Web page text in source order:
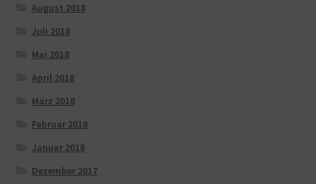
August 2018
Juli 2018
Mai 2018
April 2018
März 2018
Februar 2018
Januar 2018
Dezember 2017